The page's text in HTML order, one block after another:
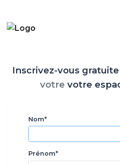
Inscrivez-vous
votre votre
Nom*
Prénom*